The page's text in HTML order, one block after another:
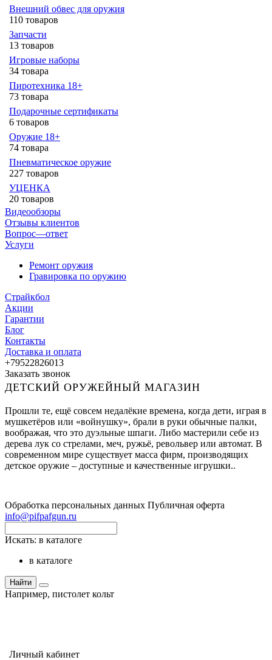
Внешний обвес для оружия
110 товаров
Запчасти
13 товаров
Игровые наборы
34 товара
Пиротехника 18+
73 товара
Подарочные сертификаты
6 товаров
Оружие 18+
74 товара
Пневматическое оружие
227 товаров
УЦЕНКА
20 товаров
Видеообзоры
Отзывы клиентов
Вопрос—ответ
Услуги
Ремонт оружия
Гравировка по оружию
Страйкбол
Акции
Гарантии
Блог
Контакты
Доставка и оплата
+79522826013
Заказать звонок
ДЕТСКИЙ ОРУЖЕЙНЫЙ МАГАЗИН
Прошли те, ещё совсем недалёкие времена, когда дети, играя в
мушкетёров или «войнушку», брали в руки обычные палки,
воображая, что это дуэльные шпаги. Либо мастерили себе из
дерева лук со стрелами, меч, ружьё, револьвер или автомат. В
современном мире существует масса фирм, производящих
детское оружие – доступные и качественные игрушки..
Обработка персональных данных Публичная оферта
info@pifpafgun.ru
Искать: в каталоге
в каталоге
Найти
Например, пистолет кольт
Личный кабинет